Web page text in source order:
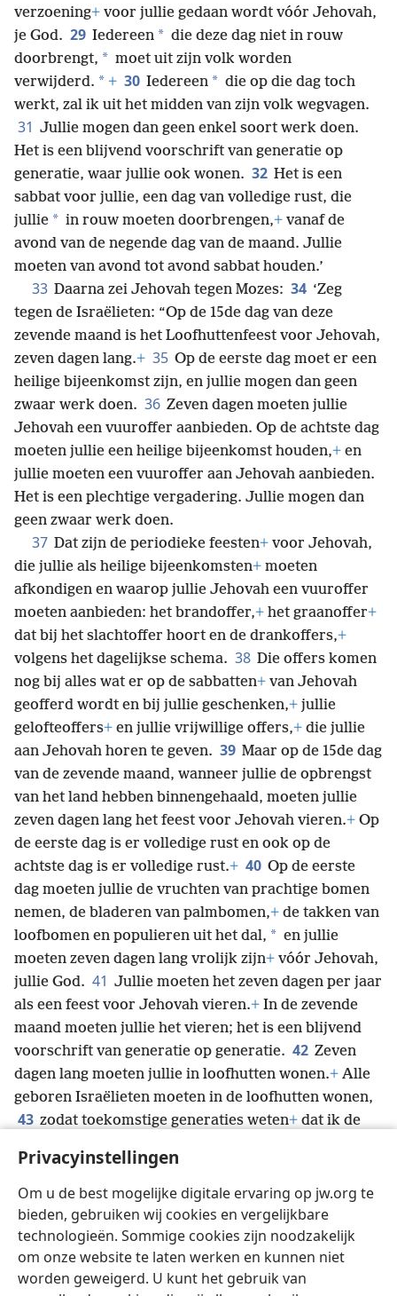
Privacyinstellingen
Om u de best mogelijke digitale ervaring op jw.org te
bieden, gebruiken wij cookies en vergelijkbare
technologieën. Sommige cookies zijn noodzakelijk
om onze website te laten werken en kunnen niet
worden geweigerd. U kunt het gebruik van
verzoening+ voor jullie gedaan wordt vóór Jehovah,
je God. 29 Iedereen * die deze dag niet in rouw
doorbrengt, * moet uit zijn volk worden
verwijderd. * + 30 Iedereen * die op die dag toch
werkt, zal ik uit het midden van zijn volk wegvagen.
31 Jullie mogen dan geen enkel soort werk doen.
Het is een blijvend voorschrift van generatie op
generatie, waar jullie ook wonen. 32 Het is een
sabbat voor jullie, een dag van volledige rust, die
jullie * in rouw moeten doorbrengen,+ vanaf de
avond van de negende dag van de maand. Jullie
moeten van avond tot avond sabbat houden.’
33 Daarna zei Jehovah tegen Mozes: 34 ‘Zeg
tegen de Israëlieten: “Op de 15de dag van deze
zevende maand is het Loofhuttenfeest voor Jehovah,
zeven dagen lang.+ 35 Op de eerste dag moet er een
heilige bijeenkomst zijn, en jullie mogen dan geen
zwaar werk doen. 36 Zeven dagen moeten jullie
Jehovah een vuuroffer aanbieden. Op de achtste dag
moeten jullie een heilige bijeenkomst houden,+ en
jullie moeten een vuuroffer aan Jehovah aanbieden.
Het is een plechtige vergadering. Jullie mogen dan
geen zwaar werk doen.
37 Dat zijn de periodieke feesten+ voor Jehovah,
die jullie als heilige bijeenkomsten+ moeten
afkondigen en waarop jullie Jehovah een vuuroffer
moeten aanbieden: het brandoffer,+ het graanoffer+
dat bij het slachtoffer hoort en de drankoffers,+
volgens het dagelijkse schema. 38 Die offers komen
nog bij alles wat er op de sabbatten+ van Jehovah
geofferd wordt en bij jullie geschenken,+ jullie
gelofteoffers+ en jullie vrijwillige offers,+ die jullie
aan Jehovah horen te geven. 39 Maar op de 15de dag
van de zevende maand, wanneer jullie de opbrengst
van het land hebben binnengehaald, moeten jullie
zeven dagen lang het feest voor Jehovah vieren.+ Op
de eerste dag is er volledige rust en ook op de
achtste dag is er volledige rust.+ 40 Op de eerste
dag moeten jullie de vruchten van prachtige bomen
nemen, de bladeren van palmbomen,+ de takken van
loofbomen en populieren uit het dal, * en jullie
moeten zeven dagen lang vrolijk zijn+ vóór Jehovah,
jullie God. 41 Jullie moeten het zeven dagen per jaar
als een feest voor Jehovah vieren.+ In de zevende
maand moeten jullie het vieren; het is een blijvend
voorschrift van generatie op generatie. 42 Zeven
dagen lang moeten jullie in loofhutten wonen.+ Alle
geboren Israëlieten moeten in de loofhutten wonen,
43 zodat toekomstige generaties weten+ dat ik de
Egypte leidde.+Ik ben Jehovah, jullie God.”’
44 Dat vertelde Mozes aan de Israëlieten over de
periodieke feesten voor Jehovah.